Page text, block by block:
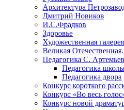
Архитектура
Дмитрий Новиков
И.С.Фрадков
Здоровье
Художественная
Великая
Педагогика С.
Педагогика
Педагогика двора
Конкурс короткого
Конкурс «Во весь
Конкурс новой